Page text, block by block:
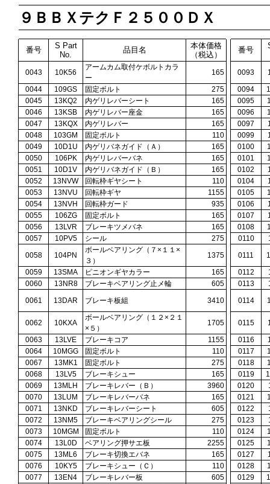
９ＢＢＸテクＦ２５００ＤＸ
番号
S Part
No.
品目名
本体価格
（税込）
番号
0043 10K56
アームカム取付ケボルトカラ
ー
165 0093
0044
109GS 固定ボルト 275 0094
0045
13KQ2 内ゲリレバーシート 165 0095
0046
13KSB 内ゲリレバー座金 165 0096
0047
13KQX 内ゲリレバー 165 0097
0048
103GM 固定ボルト 110 0099
0049
10D1U 内ゲリバネガイド（Ａ） 165 0100
0050
106PK 内ゲリレバーバネ 165 0101
0051
10D1V 内ゲリバネガイド（Ｂ） 165 0102
0052
13NVW 回転枠ギヤシート 110 0104
0053
13NVU 回転枠ギヤ 1155 0105
0054
13NVH 回転枠ガード 935 0106
0055
106ZG 固定ボルト 165 0107
0056
13LVR ブレーキツメバネ 165 0108
0057
10PV5 シール 275 0110
0058
104PN
ボールベアリング（７×１１×
３）
1375 0111
0059
13SMA ピニオンギヤカラー 165 0112
0060
13NR8 ブレーキベアリング止メ輪 605 0113
0061
13DAR ブレーキ板組 3410 0114
0062 10KXA
ボールベアリング（１２×２１
×５）
1705 0115
0063
13LVE ブレーキコア 1155 0116
0064
10MGG 固定ボルト 110 0117
0067
13MK1 固定ボルト 275 0118
0068
13LV5 ブレーキシュー 165 0119
0069
13MLH ブレーキレバー（Ｂ） 3960 0120
0070
13LUM ブレーキレバーバネ 165 0121
0071
13NKD ブレーキレバーシート 605 0122
0072
13NM5 ブレーキベアリングシール 275 0123
0073
10MGM 固定ボルト 110 0124
0074
13L0D ベアリング押サエ板 2255 0125
0075
13ML6 ブレーキ切換エバネ 165 0127
0076
10KY5 ブレーキシュー（Ｃ） 110 0128
0077
13EN4 ブレーキレバー板 605 0129